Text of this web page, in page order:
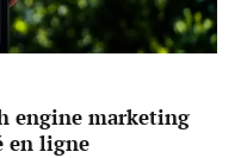
engine marketing
en ligne